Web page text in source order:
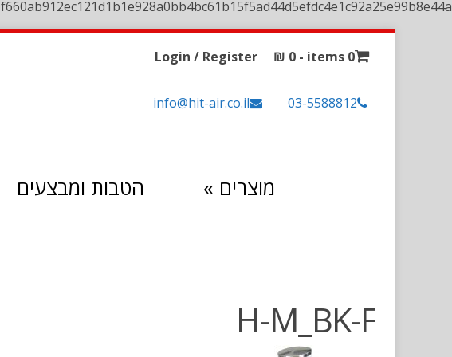
f660ab912ec121d1b1e928a0bb4bc61b15f5ad44d5efdc4e1c92a25e99b8e44a
0 items -
₪ 0
Login / Register
03-5588812
info@hit-air.co.il
הטבות ומבצעים מוצרים »
H-M_BK-F